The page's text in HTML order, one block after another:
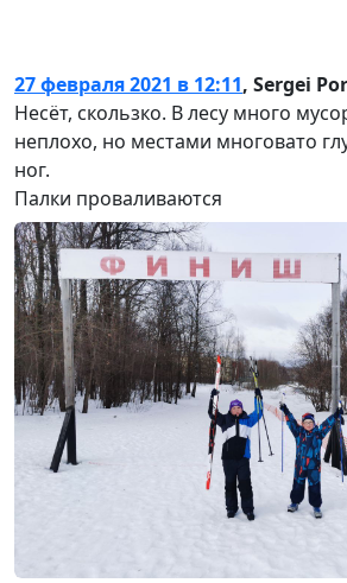
27 февраля 2021 в 12:11, Sergei
Несёт, скользко. В лесу много
неплохо, но местами многовато
ног.
Палки проваливаются